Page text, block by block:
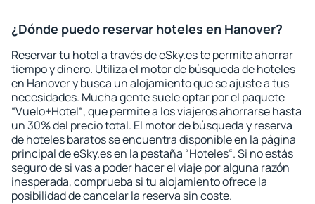
¿Dónde puedo reservar hoteles en Hanover?
Reservar tu hotel a través de eSky.es te permite ahorrar
tiempo y dinero. Utiliza el motor de búsqueda de hoteles
en Hanover y busca un alojamiento que se ajuste a tus
necesidades. Mucha gente suele optar por el paquete
“Vuelo+Hotel“, que permite a los viajeros ahorrarse hasta
un 30% del precio total. El motor de búsqueda y reserva
de hoteles baratos se encuentra disponible en la página
principal de eSky.es en la pestaña “Hoteles“. Si no estás
seguro de si vas a poder hacer el viaje por alguna razón
inesperada, comprueba si tu alojamiento ofrece la
posibilidad de cancelar la reserva sin coste.